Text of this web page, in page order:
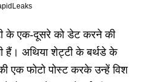
के एक-दूसरे को डेट करने की
हैं। अथिया शेट्टी के बर्थडे के
एक फोटो पोस्ट करके उन्हें विश